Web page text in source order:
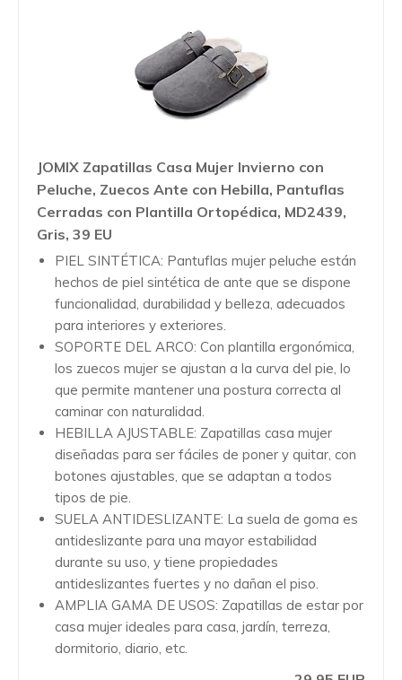
JOMIX Zapatillas Casa Mujer Invierno con
Peluche, Zuecos Ante con Hebilla, Pantuflas
Cerradas con Plantilla Ortopédica, MD2439,
Gris, 39 EU
PIEL SINTÉTICA: Pantuflas mujer peluche están
hechos de piel sintética de ante que se dispone
funcionalidad, durabilidad y belleza, adecuados
para interiores y exteriores.
SOPORTE DEL ARCO: Con plantilla ergonómica,
los zuecos mujer se ajustan a la curva del pie, lo
que permite mantener una postura correcta al
caminar con naturalidad.
HEBILLA AJUSTABLE: Zapatillas casa mujer
diseñadas para ser fáciles de poner y quitar, con
botones ajustables, que se adaptan a todos
tipos de pie.
SUELA ANTIDESLIZANTE: La suela de goma es
antideslizante para una mayor estabilidad
durante su uso, y tiene propiedades
antideslizantes fuertes y no dañan el piso.
AMPLIA GAMA DE USOS: Zapatillas de estar por
casa mujer ideales para casa, jardín, terreza,
dormitorio, diario, etc.